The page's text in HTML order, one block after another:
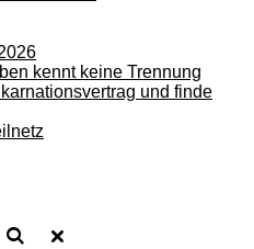
kennt keine Trennung
und finde